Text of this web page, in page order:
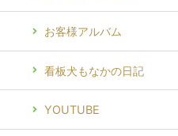
お客様アルバム
看板犬もなかの日記
YOUTUBE